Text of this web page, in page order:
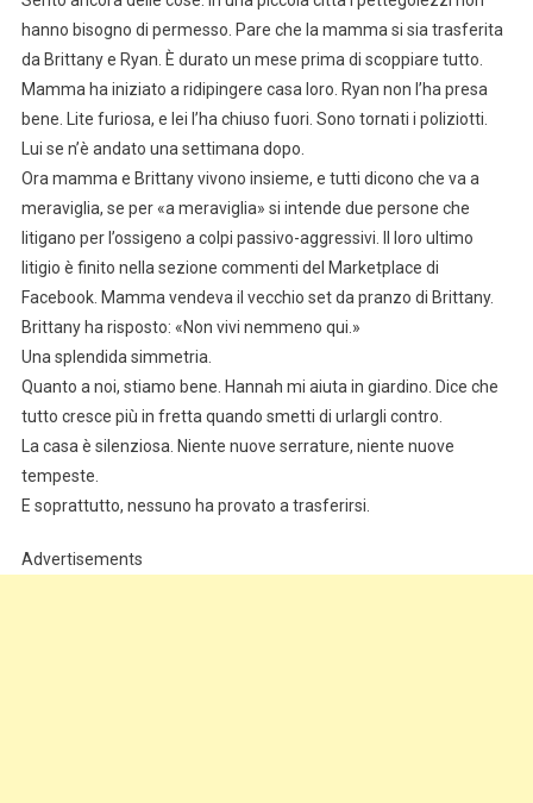
hanno bisogno di permesso. Pare che la mamma si sia trasferita
da Brittany e Ryan. È durato un mese prima di scoppiare tutto.
Mamma ha iniziato a ridipingere casa loro. Ryan non l’ha presa
bene. Lite furiosa, e lei l’ha chiuso fuori. Sono tornati i poliziotti.
Lui se n’è andato una settimana dopo.
Ora mamma e Brittany vivono insieme, e tutti dicono che va a
meraviglia, se per «a meraviglia» si intende due persone che
litigano per l’ossigeno a colpi passivo-aggressivi. Il loro ultimo
litigio è finito nella sezione commenti del Marketplace di
Facebook. Mamma vendeva il vecchio set da pranzo di Brittany.
Brittany ha risposto: «Non vivi nemmeno qui.»
Una splendida simmetria.
Quanto a noi, stiamo bene. Hannah mi aiuta in giardino. Dice che
tutto cresce più in fretta quando smetti di urlargli contro.
La casa è silenziosa. Niente nuove serrature, niente nuove
tempeste.
E soprattutto, nessuno ha provato a trasferirsi.
Advertisements